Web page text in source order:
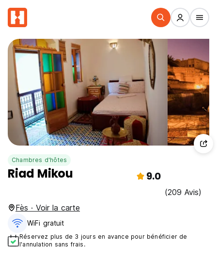
Chambres d'hôtes
Riad Mikou 9.0
(209 Avis)
Fès · Voir la carte
WiFi gratuit
Réservez plus de 3 jours en avance pour bénéficier de
l'annulation sans frais.